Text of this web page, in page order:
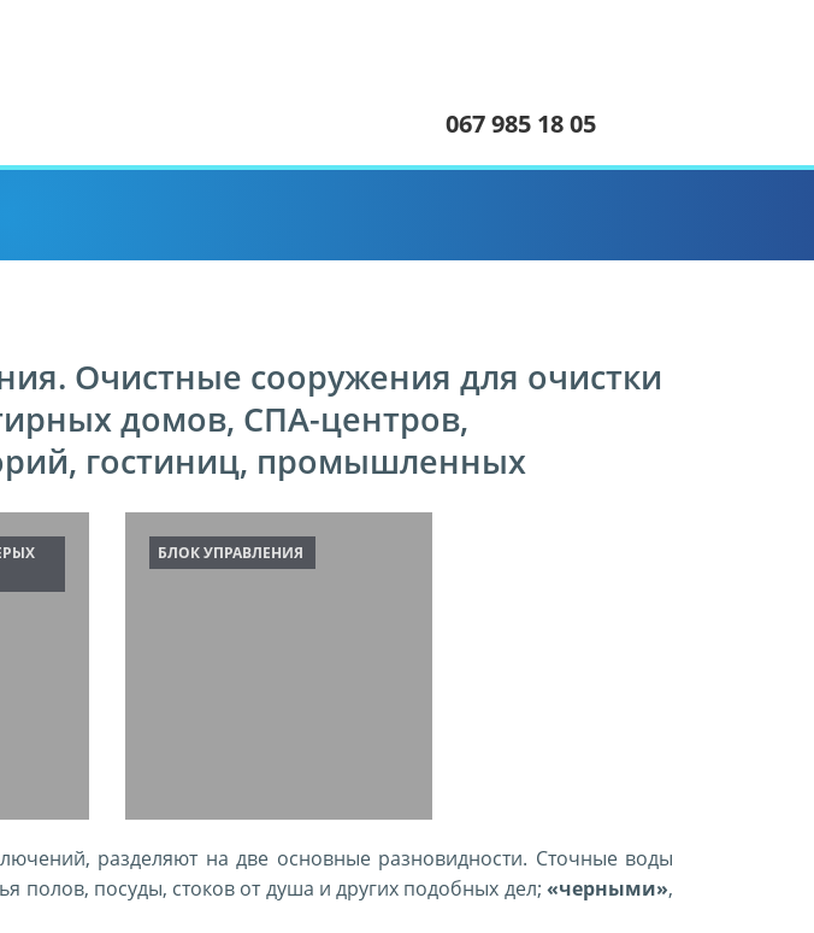
067 985 18 05
Очистные сооружения для очистки
домов, СПА-центров,
гостиниц, промышленных
БЛОК УПРАВЛЕНИЯ
разделяют на две основные разновидности. Сточные воды
полов, посуды, стоков от душа и других подобных дел;«черными»,